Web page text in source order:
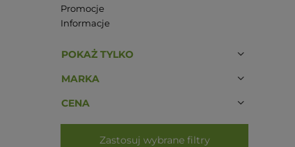
Promocje
Informacje
POKAŻ TYLKO
MARKA
CENA
Zastosuj wybrane filtry